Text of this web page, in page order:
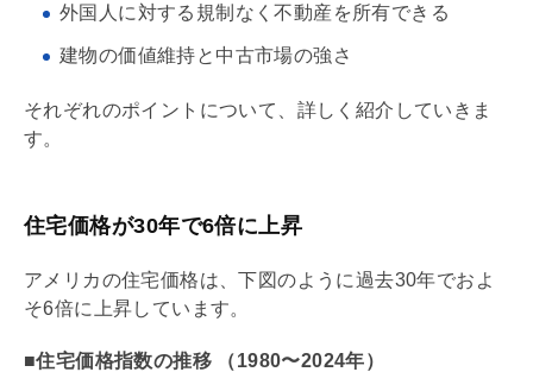
外国人に対する規制なく不動産を所有できる
建物の価値維持と中古市場の強さ
それぞれのポイントについて、詳しく紹介していきま
す。
住宅価格が30年で6倍に上昇
アメリカの住宅価格は、下図のように過去30年でおよ
そ6倍に上昇しています。
■住宅価格指数の推移 （1980〜2024年）